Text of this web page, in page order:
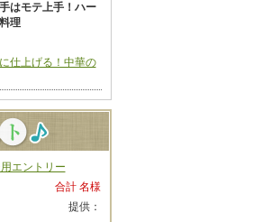
はモテ上手！ハー
理
仕上げる！中華の
エントリー
合計 名様
提供：